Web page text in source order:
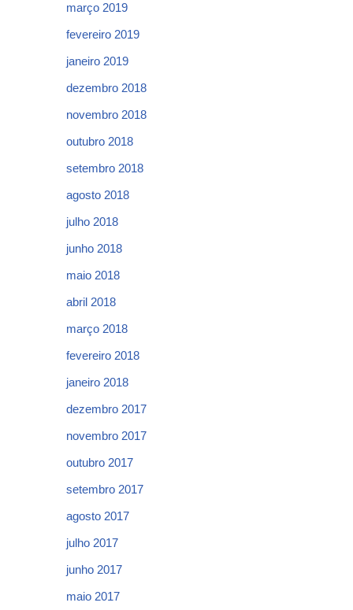
março 2019
fevereiro 2019
janeiro 2019
dezembro 2018
novembro 2018
outubro 2018
setembro 2018
agosto 2018
julho 2018
junho 2018
maio 2018
abril 2018
março 2018
fevereiro 2018
janeiro 2018
dezembro 2017
novembro 2017
outubro 2017
setembro 2017
agosto 2017
julho 2017
junho 2017
maio 2017